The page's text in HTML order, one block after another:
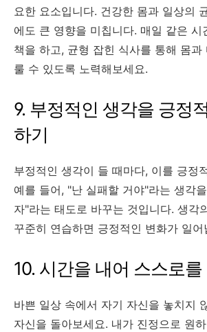
요한 요소입니다. 건강한 몸과 일상의
에도 큰 영향을 미칩니다. 매일 같은 시
책을 하고, 균형 잡힌 식사를 통해 몸과
룰 수 있도록 노력해보세요.
9. 부정적인 생각을 긍정
하기
부정적인 생각이 들 때마다, 이를 긍정
예를 들어, "난 실패할 거야"라는 생각
자"라는 태도로 바꾸는 것입니다. 생각
꾸준히 연습하면 긍정적인 변화가 일어
10. 시간을 내어 스스로
바쁜 일상 속에서 자기 자신을 놓치지
자신을 돌아보세요. 내가 진정으로 원